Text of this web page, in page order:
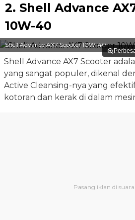
2. Shell Advance
10W-40
Shell Advance AX7 Scooter 10W-40
Shell Advance AX7 Scooter
yang sangat populer, dikenal
Active Cleansing-nya yang
kotoran dan kerak di dalam